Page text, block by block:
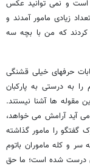
است و نمی توانید عکس
زیادی مامور آمدند و
کردند که من با بچه سه
حرفهای خیلی قشنگی
به درستی به پارکبان
مقوله ها آشنا نیستند.
آید آرامش می خواهد،
گفتگو را مامور گذاشته
سر و کله ماموران باتوم
درست شده است؛ ما حق